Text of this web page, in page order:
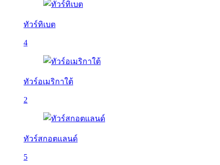
ทัวร์ทิเบต
4
ทัวร์อเมริกาใต้
2
ทัวร์สกอตแลนด์
5